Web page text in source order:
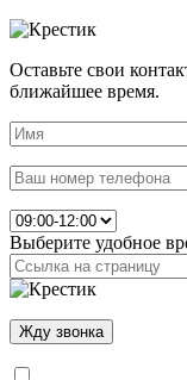
Оставьте свои
ближайшее время.
Выберите удобное